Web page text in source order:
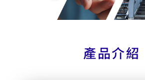
產品介紹